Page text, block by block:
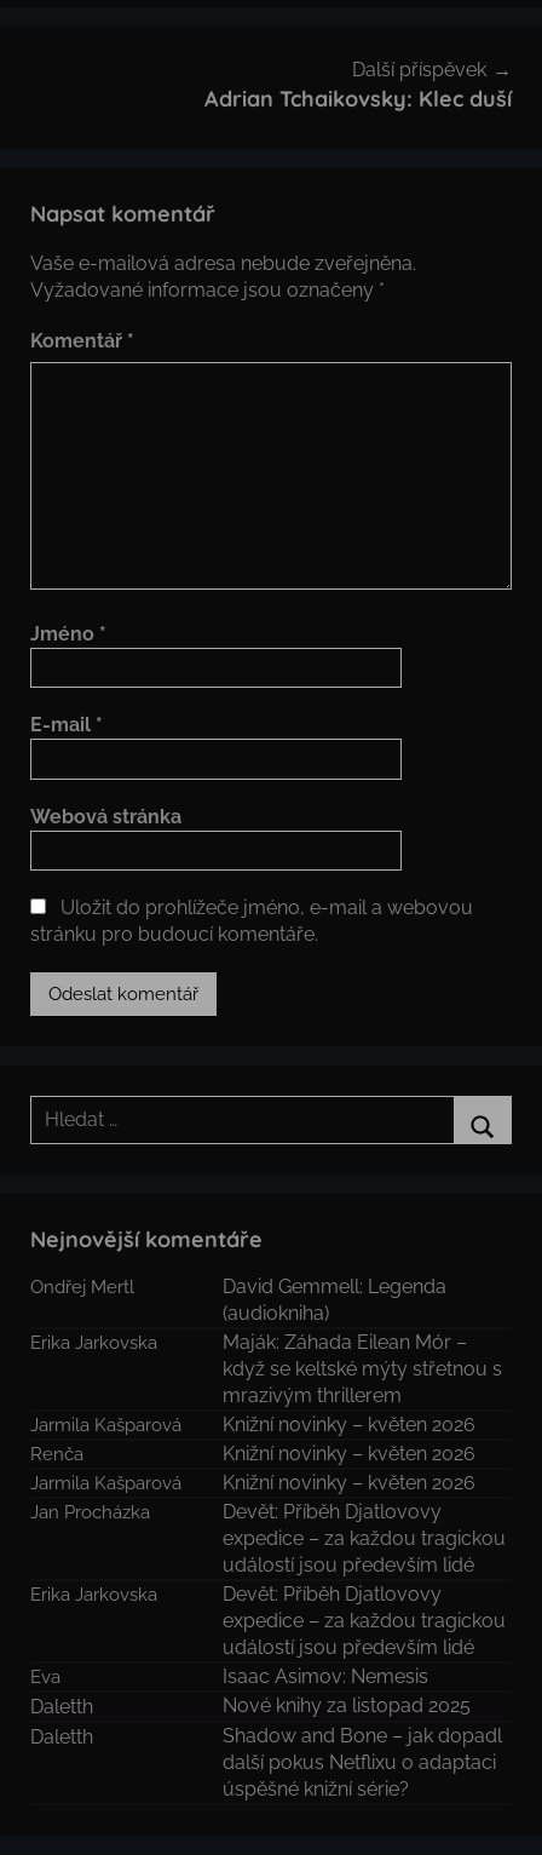
Další příspěvek
Adrian Tchaikovsky: Klec duší
Napsat komentář
Vaše e-mailová adresa nebude zveřejněna.
Vyžadované informace jsou označeny *
Komentář *
Jméno *
E-mail *
Webová stránka
Uložit do prohlížeče jméno, e-mail a webovou
stránku pro budoucí komentáře.
Hledat:
Nejnovější komentáře
Ondřej Mertl
David Gemmell: Legenda
(audiokniha)
Erika Jarkovska
Maják: Záhada Eilean Mór –
když se keltské mýty střetnou s
mrazivým thrillerem
Jarmila Kašparová Knižní novinky – květen 2026
Renča Knižní novinky – květen 2026
Jarmila Kašparová Knižní novinky – květen 2026
Jan Procházka
Devět: Příběh Djatlovovy
expedice – za každou tragickou
událostí jsou především lidé
Erika Jarkovska
Devět: Příběh Djatlovovy
expedice – za každou tragickou
událostí jsou především lidé
Eva
Isaac Asimov: Nemesis
Daletth
Nové knihy za listopad 2025
Daletth
Shadow and Bone – jak dopadl
další pokus Netflixu o adaptaci
úspěšné knižní série?